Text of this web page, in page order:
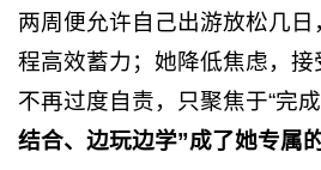
两周便允许自己出游放松几
程高效蓄力；她降低焦虑，
不再过度自责，只聚焦于“完成
结合、边玩边学”成了她专属